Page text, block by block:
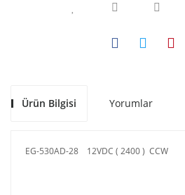
Ürün Bilgisi Yorumlar
EG-530AD-28 12VDC ( 2400 ) CCW